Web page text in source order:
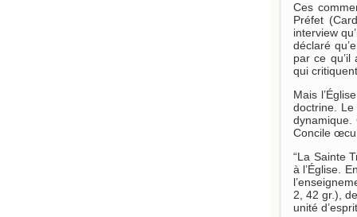
Ces
Préfet
interview
déclaré
par ce qu’il
qui
Mais
doctrine.
dynamique.
Concile
“La Sainte
à l’Église.
2, 42 gr.),
unité